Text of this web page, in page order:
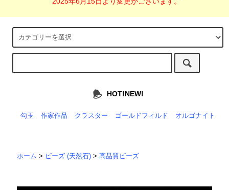
HOT!NEW!
勾玉 作家作品 クラスター ゴールドフィルド オルゴナイト
ホーム > ビーズ (天然石) >高品質ビーズ